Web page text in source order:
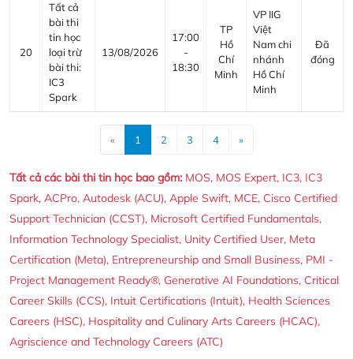
20
Tất cả
bài thi
tin học
loại trừ
bài thi:
IC3
Spark
13/08/2026
17:00
-
18:30
TP
Hồ
Chí
Minh
VP IIG
Việt
Nam chi
nhánh
Hồ Chí
Minh
Đã
đóng
«Previous
1 2 3 4 »Next
Tất cả các bài thi tin học bao gồm: MOS, MOS Expert, IC3, IC3
Spark, ACPro, Autodesk (ACU), Apple Swift, MCE, Cisco Certified
Support Technician (CCST), Microsoft Certified Fundamentals,
Information Technology Specialist, Unity Certified User, Meta
Certification (Meta), Entrepreneurship and Small Business, PMI -
Project Management Ready®, Generative AI Foundations, Critical
Career Skills (CCS), Intuit Certifications (Intuit), Health Sciences
Careers (HSC), Hospitality and Culinary Arts Careers (HCAC),
Agriscience and Technology Careers (ATC)